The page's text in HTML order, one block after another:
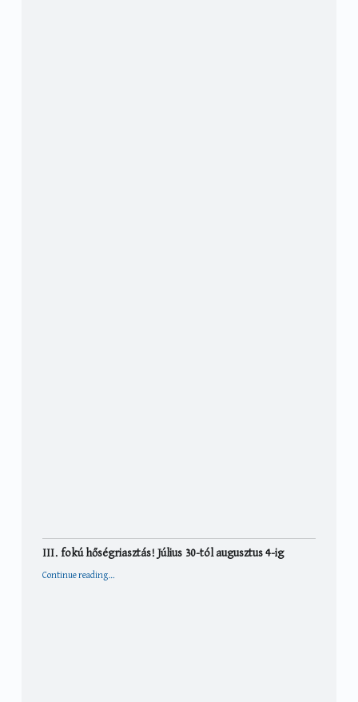
III. fokú hőségriasztás! Július 30-tól augusztus 4-ig
Continue reading“III. fokú hőségriasztás! Július 30-tól augusztus 4-ig”
…